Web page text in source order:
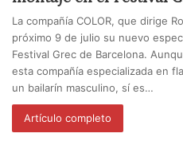
La compañía COLOR, que dirige
próximo 9 de julio su nuevo
Festival Grec de Barcelona.
esta compañía especializada en
un bailarín masculino, sí es…
Artículo completo